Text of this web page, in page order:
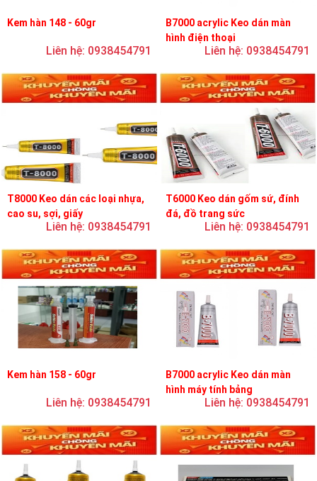
Kem hàn 148 - 60gr
Liên hệ: 0938454791
B7000 acrylic Keo dán màn
hình điện thoại
Liên hệ: 0938454791
T8000 Keo dán các loại nhựa,
cao su, sợi, giấy
Liên hệ: 0938454791
T6000 Keo dán gốm sứ, đính
đá, đồ trang sức
Liên hệ: 0938454791
Kem hàn 158 - 60gr
Liên hệ: 0938454791
B7000 acrylic Keo dán màn
hình máy tính bảng
Liên hệ: 0938454791